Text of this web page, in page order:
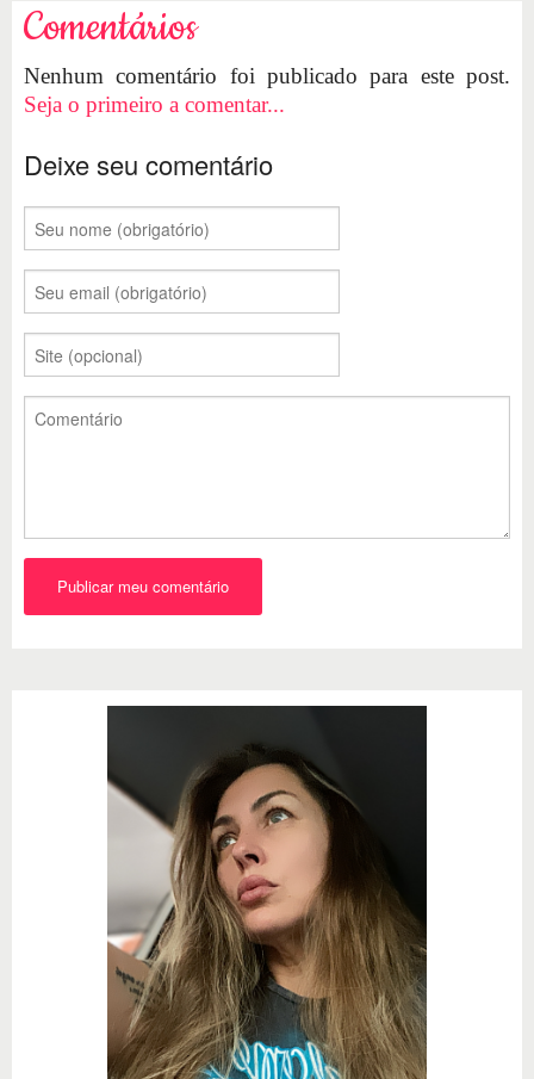
Comentários
Nenhum comentário foi publicado para este post.
Seja o primeiro a comentar...
Deixe seu comentário